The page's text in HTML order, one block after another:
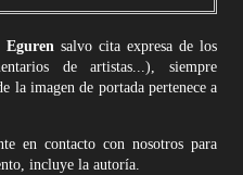
Egurensalvo cita expresa de los
de artistas...), siempre
la imagen de portada pertenece a
en contacto con nosotros para
incluye la autoría.